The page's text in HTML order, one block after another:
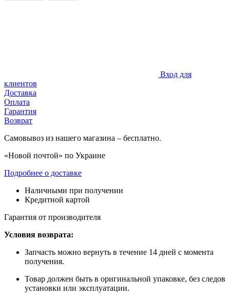
Вход для
клиентов
Доставка
Оплата
Гарантия
Возврат
Самовывоз из нашего магазина – бесплатно.
«Новой почтой» по Украине
Подробнее о доставке
Наличными при получении
Кредитной картой
Гарантия от производителя
Условия возврата:
Запчасть можно вернуть в течение 14 дней с момента
получения.
Товар должен быть в оригинальной упаковке, без следов
установки или эксплуатации.